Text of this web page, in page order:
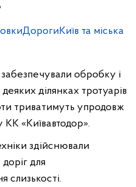
ДорогиКиїв та міська
обробку і
ділянках тротуарів
триватимуть упродовж
«Київавтодор».
здійснювали
для
слизькості.